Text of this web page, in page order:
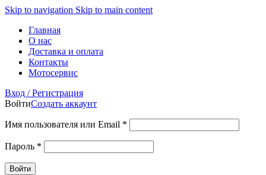
Skip to navigation Skip to main content
Главная
О нас
Доставка и оплата
Контакты
Мотосервис
Вход / Регистрация
ВойтиСоздать аккаунт
Имя пользователя или Email *
Пароль *
Войти